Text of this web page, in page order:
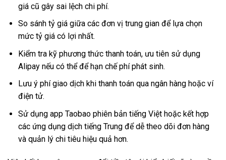
giá cũ gây sai lệch chi phí.
So sánh tỷ giá giữa các đơn vị trung gian để lựa chọn
mức tỷ giá có lợi nhất.
Kiểm tra kỹ phương thức thanh toán, ưu tiên sử dụng
Alipay nếu có thể để hạn chế phí phát sinh.
Lưu ý phí giao dịch khi thanh toán qua ngân hàng hoặc ví
điện tử.
Sử dụng app Taobao phiên bản tiếng Việt hoặc kết hợp
các ứng dụng dịch tiếng Trung để dễ theo dõi đơn hàng
và quản lý chi tiêu hiệu quả hơn.